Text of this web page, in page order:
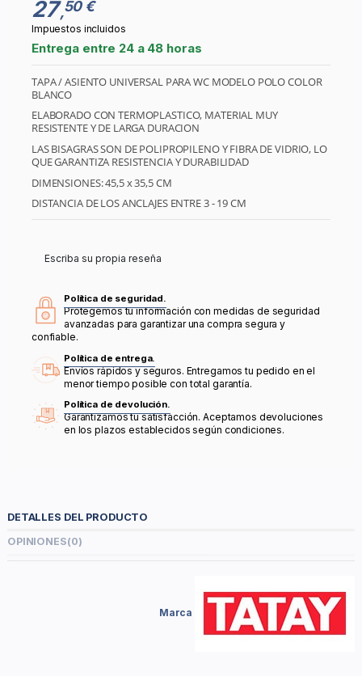
27 ,50 €
Impuestos incluidos
Entrega entre 24 a 48 horas
TAPA / ASIENTO UNIVERSAL PARA WC MODELO POLO COLOR
BLANCO
ELABORADO CON TERMOPLASTICO, MATERIAL MUY
RESISTENTE Y DE LARGA DURACION
LAS BISAGRAS SON DE POLIPROPILENO Y FIBRA DE VIDRIO, LO
QUE GARANTIZA RESISTENCIA Y DURABILIDAD
DIMENSIONES: 45,5 x 35,5 CM
DISTANCIA DE LOS ANCLAJES ENTRE 3 - 19 CM
Escriba su propia reseña
Política de seguridad.
Protegemos tu información con medidas de seguridad
avanzadas para garantizar una compra segura y
confiable.
Política de entrega.
Envíos rápidos y seguros. Entregamos tu pedido en el
menor tiempo posible con total garantía.
Política de devolución.
Garantizamos tu satisfacción. Aceptamos devoluciones
en los plazos establecidos según condiciones.
DETALLES DEL PRODUCTO
OPINIONES(0)
Marca